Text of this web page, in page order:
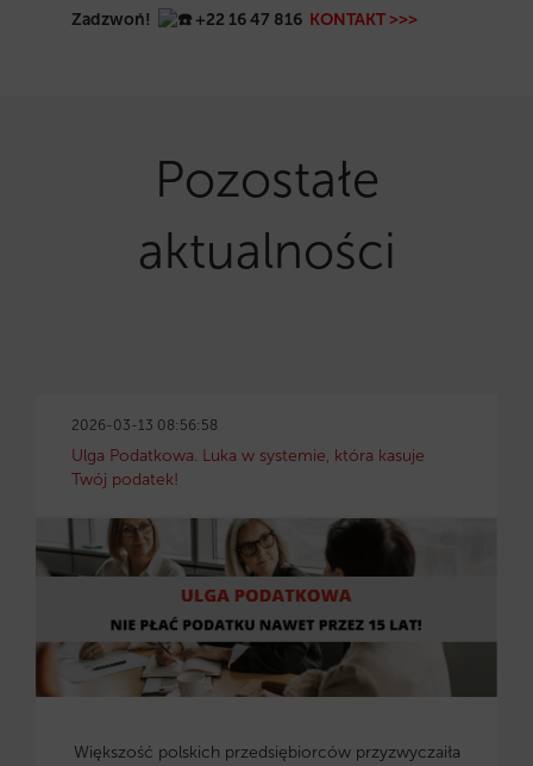
Zadzwoń!
+22 16 47 816 KONTAKT >>>
Pozostałe
aktualności
2026-03-13 08:56:58
Ulga Podatkowa. Luka w systemie, która kasuje
Twój podatek!
Większość polskich przedsiębiorców przyzwyczaiła